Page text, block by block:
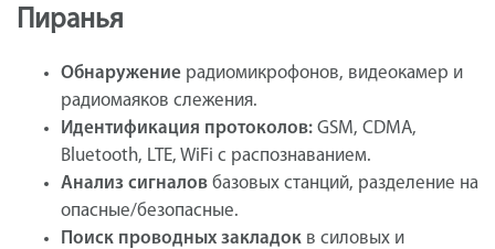
Пиранья
Обнаружение радиомикрофонов, видеокамер и
радиомаяков слежения.
Идентификация протоколов: GSM, CDMA,
Bluetooth, LTE, WiFi с распознаванием.
Анализ сигналов базовых станций, разделение на
опасные/безопасные.
Поиск проводных закладок в силовых и